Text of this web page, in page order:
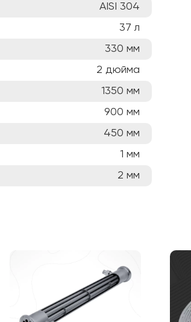
AISI 304
37 л
330 мм
2 дюйма
1350 мм
900 мм
450 мм
1 мм
2 мм